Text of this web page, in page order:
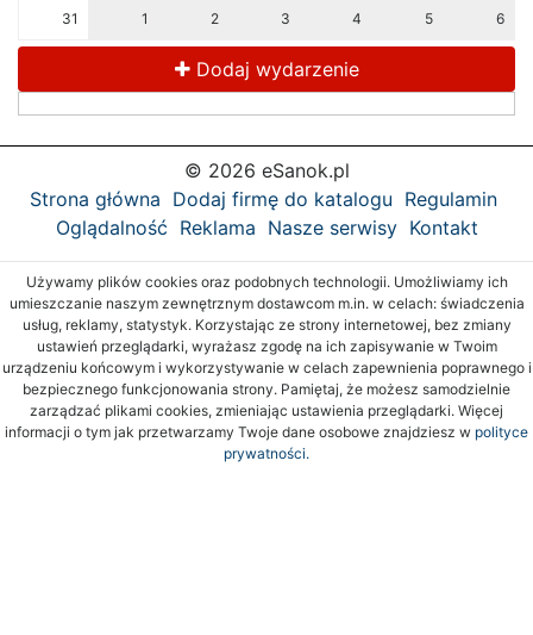
31 1 2 3 4 5 6
Dodaj wydarzenie
© 2026 eSanok.pl
Strona główna Dodaj firmę do katalogu Regulamin
Oglądalność Reklama Nasze serwisy Kontakt
Używamy plików cookies oraz podobnych technologii. Umożliwiamy ich
umieszczanie naszym zewnętrznym dostawcom m.in. w celach: świadczenia
usług, reklamy, statystyk. Korzystając ze strony internetowej, bez zmiany
ustawień przeglądarki, wyrażasz zgodę na ich zapisywanie w Twoim
urządzeniu końcowym i wykorzystywanie w celach zapewnienia poprawnego i
bezpiecznego funkcjonowania strony. Pamiętaj, że możesz samodzielnie
zarządzać plikami cookies, zmieniając ustawienia przeglądarki. Więcej
informacji o tym jak przetwarzamy Twoje dane osobowe znajdziesz w polityce
prywatności.